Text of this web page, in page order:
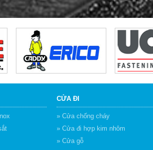
CỬA ĐI
» Cửa chống cháy
» Cửa đi hợp kim nhôm
» Cửa gỗ